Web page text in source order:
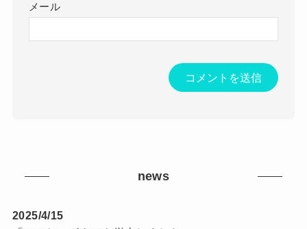
メール
news
2025/4/15